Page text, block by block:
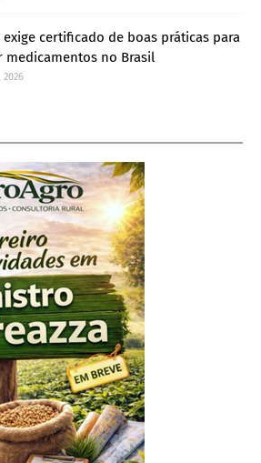
exige certificado de boas práticas para
medicamentos no Brasil
2026